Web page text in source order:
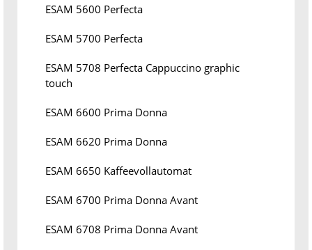
ESAM 5600 Perfecta
ESAM 5700 Perfecta
ESAM 5708 Perfecta Cappuccino graphic
touch
ESAM 6600 Prima Donna
ESAM 6620 Prima Donna
ESAM 6650 Kaffeevollautomat
ESAM 6700 Prima Donna Avant
ESAM 6708 Prima Donna Avant